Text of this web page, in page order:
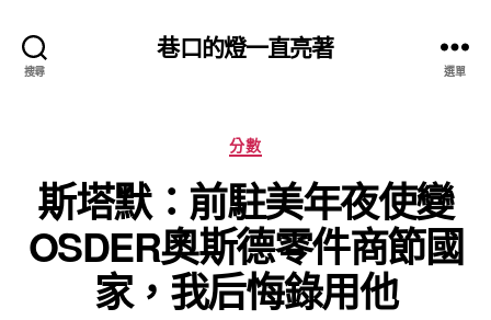
搜尋
巷口的燈一直亮著
選單
分
類
分數
斯塔默：前駐美年夜使變
OSDER奧斯德零件商節國
家，我后悔錄用他